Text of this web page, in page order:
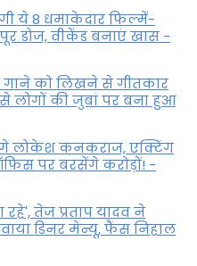
ये 8 धमाकेदार फिल्में-
डोज, वीकेंड बनाएं खास -
को लिखने से गीतकार
लोगों की जुबां पर बना हुआ
लोकेश कनकराज, एक्टिंग
पर बरसेंगे करोड़ों! -
तेज प्रताप यादव ने
डिनर मेन्यू, फैंस न‍िहाल